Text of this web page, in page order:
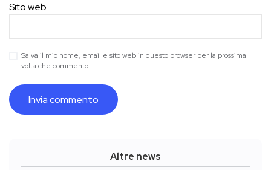
Sito web
Salva il mio nome, email e sito web in questo browser per la prossima
volta che commento.
Altre news